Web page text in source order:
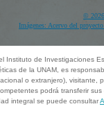
©
Imágenes: Acervo del
Instituto de Investigaciones
de la UNAM, es
o extranjero), visitante,
podrá transferir
integral se puede consultar